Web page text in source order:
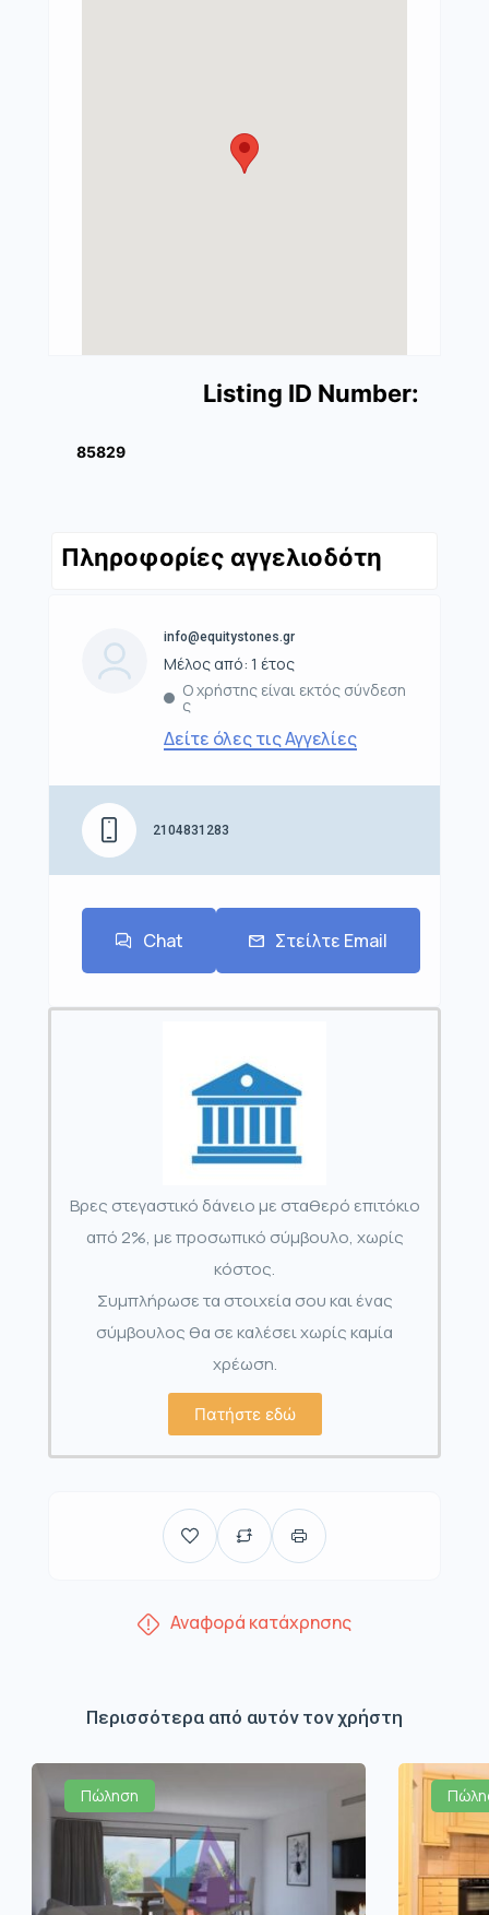
Listing ID Number:
85829
Πληροφορίες αγγελιοδότη
info@equitystones.gr
Μέλος από: 1 έτος
Ο χρήστης είναι εκτός σύνδεση
ς
Δείτε όλες τις Αγγελίες
2104831283
Chat Στείλτε Email
Βρες στεγαστικό δάνειο με σταθερό επιτόκιο
από 2%, με προσωπικό σύμβουλο, χωρίς
κόστος.
Συμπλήρωσε τα στοιχεία σου και ένας
σύμβουλος θα σε καλέσει χωρίς καμία
χρέωση.
Πατήστε εδώ
Αναφορά κατάχρησης
Περισσότερα από αυτόν τον χρήστη
Πώληση